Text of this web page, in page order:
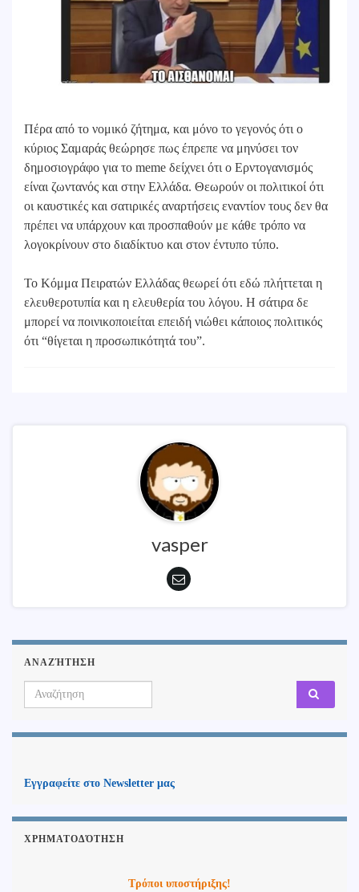
Πέρα από το νομικό ζήτημα, και μόνο το γεγονός ότι ο
κύριος Σαμαράς θεώρησε πως έπρεπε να μηνύσει τον
δημοσιογράφο για το meme δείχνει ότι ο Ερντογανισμός
είναι ζωντανός και στην Ελλάδα. Θεωρούν οι πολιτικοί ότι
οι καυστικές και σατιρικές αναρτήσεις εναντίον τους δεν θα
πρέπει να υπάρχουν και προσπαθούν με κάθε τρόπο να
λογοκρίνουν στο διαδίκτυο και στον έντυπο τύπο.
Το Κόμμα Πειρατών Ελλάδας θεωρεί ότι εδώ πλήττεται η
ελευθεροτυπία και η ελευθερία του λόγου. Η σάτιρα δε
μπορεί να ποινικοποιείται επειδή νιώθει κάποιος πολιτικός
ότι “θίγεται η προσωπικότητά του”.
vasper
ΑΝΑΖΉΤΗΣΗ
Search for:
Εγγραφείτε στο Newsletter μας
ΧΡΗΜΑΤΟΔΌΤΗΣΗ
Τρόποι υποστήριξης!